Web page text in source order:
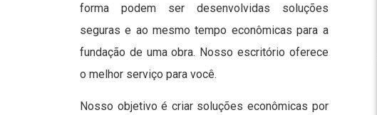
forma podem ser desenvolvidas soluções
seguras e ao mesmo tempo econômicas para a
fundação de uma obra. Nosso escritório oferece
o melhor serviço para você.
Nosso objetivo é criar soluções econômicas por